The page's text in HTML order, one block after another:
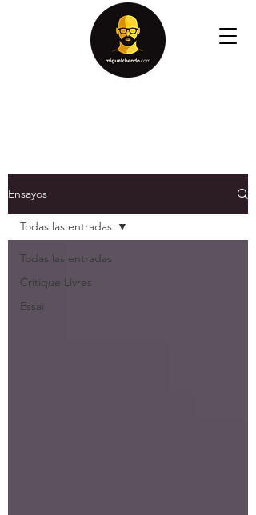
Ensayos
Todas las entradas
Critique Livres
Essai
Todas las entradas